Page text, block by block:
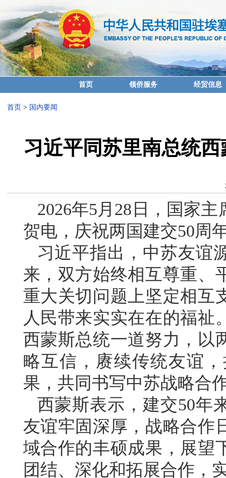
首页 领侨服务 经贸信息
首页 > 国内要闻
习近平同苏里南总统
2026年5月28日，国家
贺电，庆祝两国建交50周
习近平指出，中苏友谊
来，双方始终相互尊重、
重大关切问题上坚定相互
人民带来实实在在的福祉
西蒙斯总统一道努力，以
略互信，赓续传统友谊
果，共同书写中苏战略合
西蒙斯表示，建交50年
友谊牢固深厚，战略合作
域合作的丰硕成果，展望
团结、深化和拓展合作，